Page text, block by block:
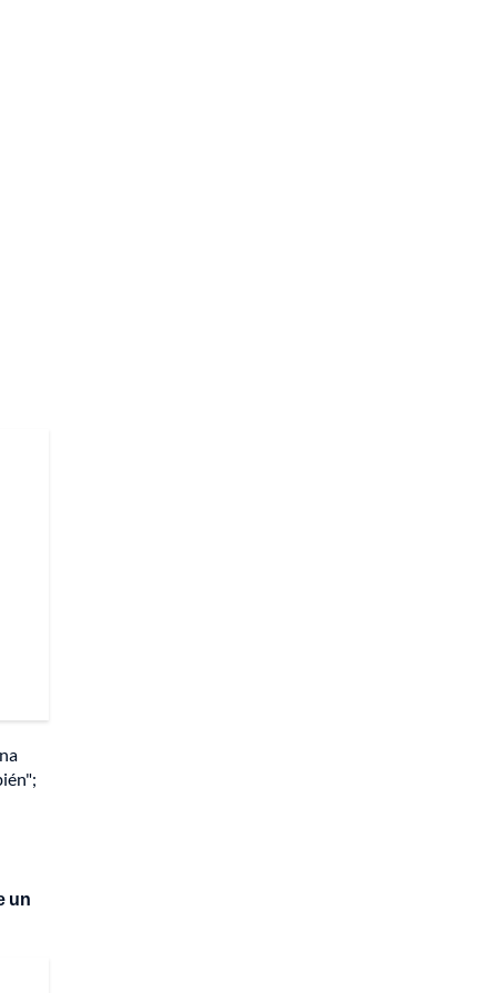
un